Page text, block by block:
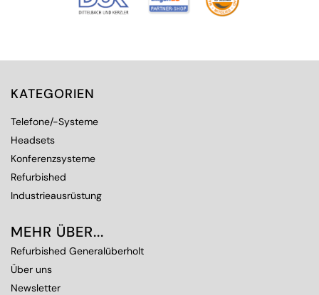
KATEGORIEN
Telefone/-Systeme
Headsets
Konferenzsysteme
Refurbished
Industrieausrüstung
MEHR ÜBER...
Refurbished Generalüberholt
Über uns
Newsletter